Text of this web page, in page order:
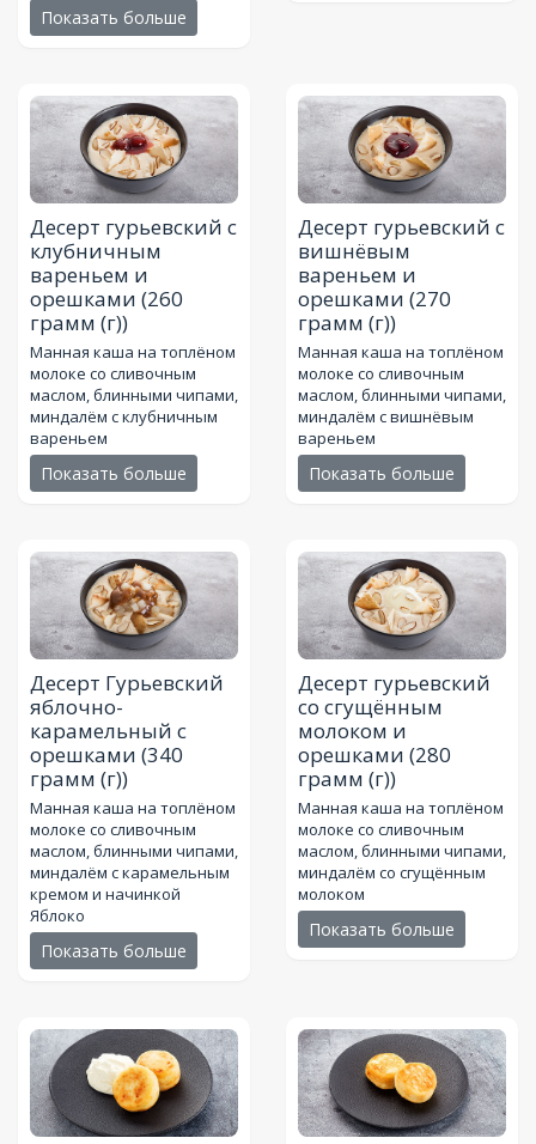
Показать больше
Десерт гурьевский с
клубничным
вареньем и
орешками (260
грамм (г))
Манная каша на топлёном
молоке со сливочным
маслом, блинными чипами,
миндалём с клубничным
вареньем
Показать больше
Десерт гурьевский с
вишнёвым
вареньем и
орешками (270
грамм (г))
Манная каша на топлёном
молоке со сливочным
маслом, блинными чипами,
миндалём с вишнёвым
вареньем
Показать больше
Десерт Гурьевский
яблочно-
карамельный с
орешками (340
грамм (г))
Манная каша на топлёном
молоке со сливочным
маслом, блинными чипами,
миндалём с карамельным
кремом и начинкой
Яблоко
Показать больше
Десерт гурьевский
со сгущённым
молоком и
орешками (280
грамм (г))
Манная каша на топлёном
молоке со сливочным
маслом, блинными чипами,
миндалём со сгущённым
молоком
Показать больше